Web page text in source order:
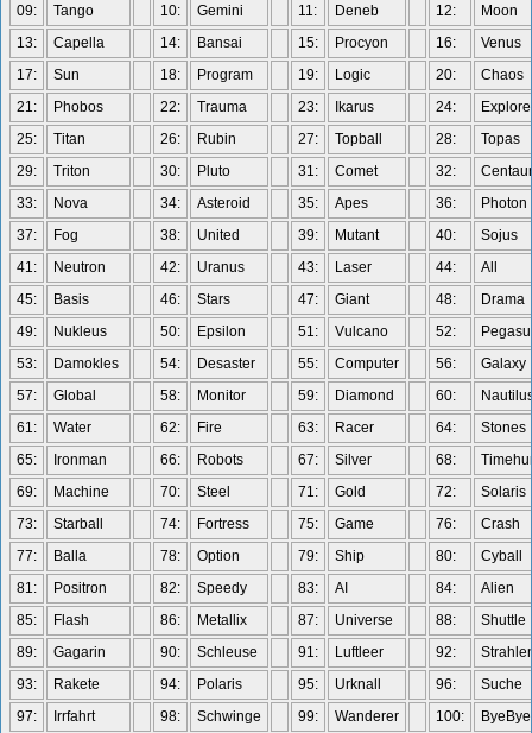
09:
Tango 10: Gemini 11: Deneb 12:
Moon
13:
Capella 14: Bansai 15: Procyon 16:
Venus
17:
Sun 18: Program 19: Logic 20:
Chaos
21:
Phobos 22: Trauma 23: Ikarus 24:
25:
Titan 26: Rubin 27: Topball 28:
Topas
29:
Triton 30: Pluto 31: Comet 32:
33:
Nova 34: Asteroid 35: Apes 36:
Photon
37:
Fog 38: United 39: Mutant 40:
Sojus
41:
Neutron 42: Uranus 43: Laser 44:
All
45:
Basis 46: Stars 47: Giant 48:
Drama
49:
Nukleus 50: Epsilon 51: Vulcano 52:
53:
Damokles 54: Desaster 55: Computer 56:
Galaxy
57:
Global 58: Monitor 59: Diamond 60:
61:
Water 62: Fire 63: Racer 64:
Stones
65:
Ironman 66: Robots 67: Silver 68:
69:
Machine 70: Steel 71: Gold 72:
Solaris
73:
Starball 74: Fortress 75: Game 76:
Crash
77:
Balla 78: Option 79: Ship 80:
Cyball
81:
Positron 82: Speedy 83: AI 84:
Alien
85:
Flash 86: Metallix 87: Universe 88:
Shuttle
89:
Gagarin 90: Schleuse 91: Luftleer 92:
93:
Rakete 94: Polaris 95: Urknall 96:
Suche
97:
Irrfahrt 98: Schwinge 99: Wanderer 100: ByeBye